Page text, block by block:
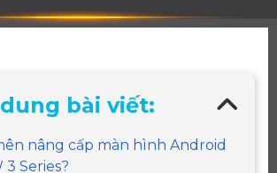
bài viết:
nên nâng cấp màn hình Android
Series?